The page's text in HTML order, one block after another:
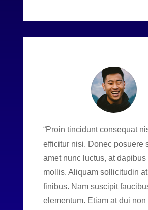
“Proin tincidunt consequat
efficitur nisi. Donec posuere
amet nunc luctus, at dapibus
mollis. Aliquam sollicitudin
finibus. Nam suscipit
elementum. Etiam at dui non